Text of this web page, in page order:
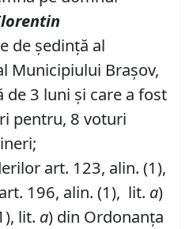
de şedinţă al
Municipiului Braşov,
3 luni şi care a fost
pentru, 8 voturi
art. 123, alin. (1),
196, alin. (1), lit. a)
lit. a) din Ordonanța